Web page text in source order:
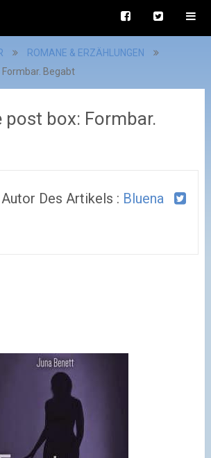
ROMANE & ERZÄHLUNGEN
Begabt
post box: Formbar.
Autor Des Artikels : Bluena